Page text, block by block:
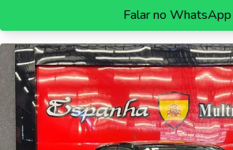
Falar no WhatsApp